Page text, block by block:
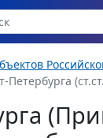
Петербурга